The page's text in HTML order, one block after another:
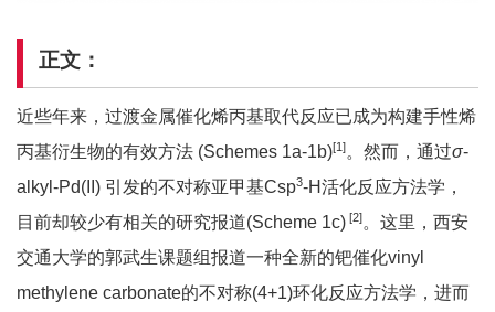
正文：
近些年来，过渡金属催化烯丙基取代反应已成为构建手性烯
丙基衍生物的有效方法 (Schemes 1a-1b)[1]。然而，通过σ-
alkyl-Pd(II) 引发的不对称亚甲基Csp3-H活化反应方法学，
目前却较少有相关的研究报道(Scheme 1c) [2]。这里，西安
交通大学的郭武生课题组报道一种全新的钯催化vinyl
methylene carbonate的不对称(4+1)环化反应方法学，进而